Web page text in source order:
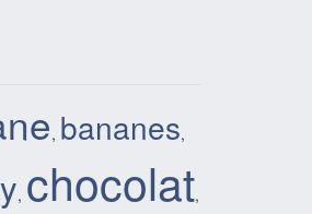
, bananes,
, chocolat,